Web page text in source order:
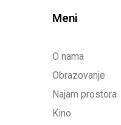
Meni
O nama
Obrazovanje
Najam prostora
Kino